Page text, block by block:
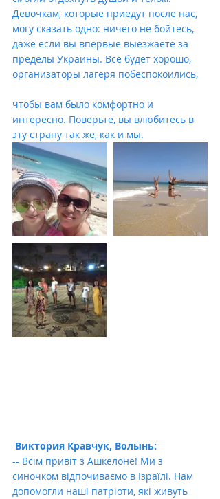
Девочкам, которые приедут после нас,
могу сказать одно: ничего не бойтесь,
даже если вы впервые выезжаете за
пределы Украины. Все будет хорошо,
организаторы лагеря побеспокоились,
чтобы вам было комфортно и
интересно. Поверьте, вы влюбитесь в
эту страну так же, как и мы.
Виктория Кравчук, Волынь:
-- Всім привіт з Ашкелоне! Ми з
синочком відпочиваємо в Ізраїлі. Нам
допомогли наші патріоти, які живуть